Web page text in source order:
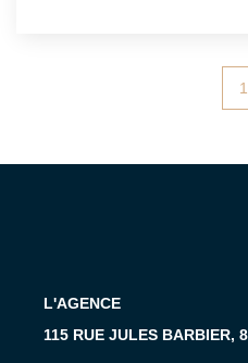
réfrigérateur, rangements?)
1
L'AGENCE
115 RUE JULES BARBIER,